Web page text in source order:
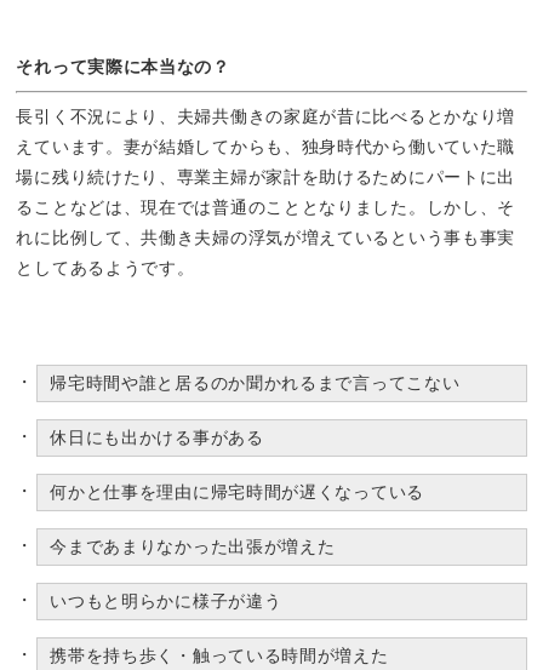
それって実際に本当なの？
長引く不況により、夫婦共働きの家庭が昔に比べるとかなり増
えています。妻が結婚してからも、独身時代から働いていた職
場に残り続けたり、専業主婦が家計を助けるためにパートに出
ることなどは、現在では普通のこととなりました。しかし、そ
れに比例して、共働き夫婦の浮気が増えているという事も事実
としてあるようです。
帰宅時間や誰と居るのか聞かれるまで言ってこない
休日にも出かける事がある
何かと仕事を理由に帰宅時間が遅くなっている
今まであまりなかった出張が増えた
いつもと明らかに様子が違う
携帯を持ち歩く・触っている時間が増えた